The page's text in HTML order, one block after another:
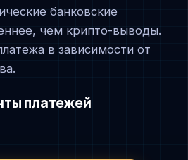
банковские
чем крипто-выводы.
в зависимости от
платежей